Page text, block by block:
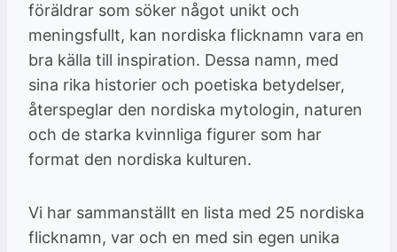
föräldrar som söker något unikt och
meningsfullt, kan nordiska flicknamn vara en
bra källa till inspiration. Dessa namn, med
sina rika historier och poetiska betydelser,
återspeglar den nordiska mytologin, naturen
och de starka kvinnliga figurer som har
format den nordiska kulturen.
Vi har sammanställt en lista med 25 nordiska
flicknamn, var och en med sin egen unika